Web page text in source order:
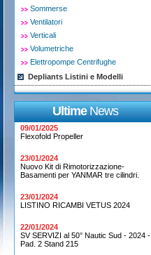
Sommerse
Ventilatori
Verticali
Volumetriche
Elettropompe Centrifughe
Depliants Listini e Modelli
UltimeNews
09/01/2025
Flexofold Propeller
23/01/2024
Nuovo Kit di Rimotorizzazione-
Basamenti per YANMAR tre cilindri.
23/01/2024
LISTINO RICAMBI VETUS 2024
22/01/2024
SV SERVIZI al 50° Nautic Sud - 2024 -
Pad. 2 Stand 215